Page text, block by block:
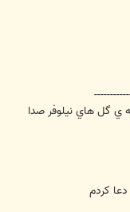
ي گل هاي نيلوفر صدا
كردم